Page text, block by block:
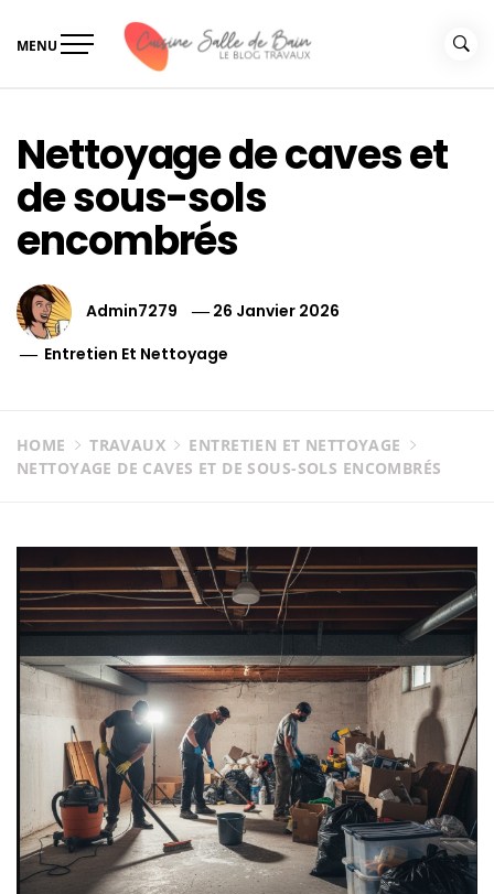
MENU
Nettoyage de caves et
de sous-sols
encombrés
Admin7279
26 Janvier 2026
Entretien Et Nettoyage
HOME TRAVAUX
ENTRETIEN ET NETTOYAGE
NETTOYAGE DE CAVES ET DE SOUS-SOLS ENCOMBRÉS